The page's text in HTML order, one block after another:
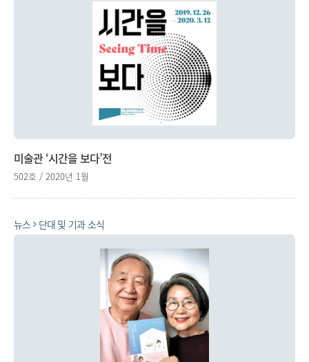
미술관 ‘시간을 보다’전
502호 / 2020년 1월
뉴스 단대 및 기과 소식